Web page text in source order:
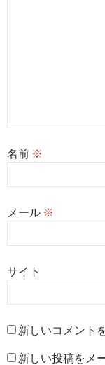
名前 ※
メール ※
サイト
新しいコメント
新しい投稿をメ